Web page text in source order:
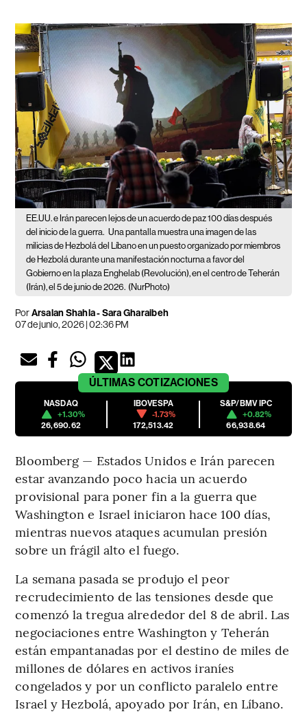
EE.UU. e Irán parecen lejos de un acuerdo de paz 100 días después
del inicio de la guerra. Una pantalla muestra una imagen de las
milicias de Hezbolá del Líbano en un puesto organizado por miembros
de Hezbolá durante una manifestación nocturna a favor del
Gobierno en la plaza Enghelab (Revolución), en el centro de Teherán
(Irán), el 5 de junio de 2026. (NurPhoto)
PorArsalan Shahla - Sara Gharaibeh
07 de junio, 2026 | 02:36 PM
ÚLTIMAS COTIZACIONES
NASDAQ
+1.30%
26,690.62
IBOVESPA
-1.73%
172,513.42
S&P/BMV IPC
+0.82%
66,938.64
Bloomberg — Estados Unidos e Irán parecen
estar avanzando poco hacia un acuerdo
provisional para poner fin a la guerra que
Washington e Israel iniciaron hace 100 días,
mientras nuevos ataques acumulan presión
sobre un frágil alto el fuego.
La semana pasada se produjo el peor
recrudecimiento de las tensiones desde que
comenzó la tregua alrededor del 8 de abril. Las
negociaciones entre Washington y Teherán
están empantanadas por el destino de miles de
millones de dólares en activos iraníes
congelados y por un conflicto paralelo entre
Israel y Hezbolá, apoyado por Irán, en Líbano.